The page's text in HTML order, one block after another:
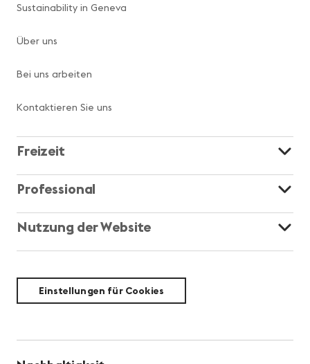
Sustainability in Geneva
Über uns
Bei uns arbeiten
Kontaktieren Sie uns
Freizeit
Professional
Nutzung der Website
Einstellungen für Cookies